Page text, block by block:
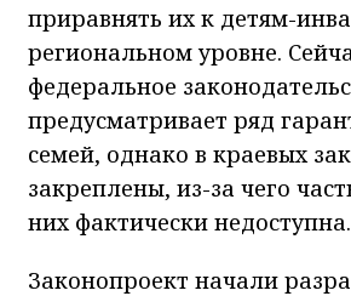
приравнять их к детям-
региональном уровне.
федеральное
предусматривает ряд
семей, однако в краевых
закреплены, из-за чего
них фактически недоступна.
Законопроект начали